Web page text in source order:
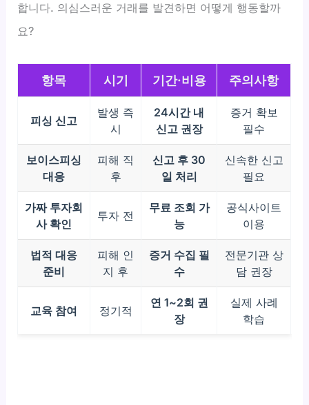
합니다. 의심스러운 거래를 발견하면 어떻게 행동할까
요?
항목 시기 기간·비용 주의사항
피싱 신고
발생 즉
시
24시간 내
신고 권장
증거 확보
필수
보이스피싱
대응
피해 직
후
신고 후 30
일 처리
신속한 신고
필요
가짜 투자회
사 확인
투자 전
무료 조회 가
능
공식사이트
이용
법적 대응
준비
피해 인
지 후
증거 수집 필
수
전문기관 상
담 권장
교육 참여 정기적
연 1~2회 권
장
실제 사례
학습